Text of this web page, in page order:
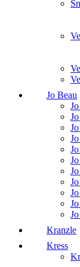
Jo Beau
Kranzle
Kress